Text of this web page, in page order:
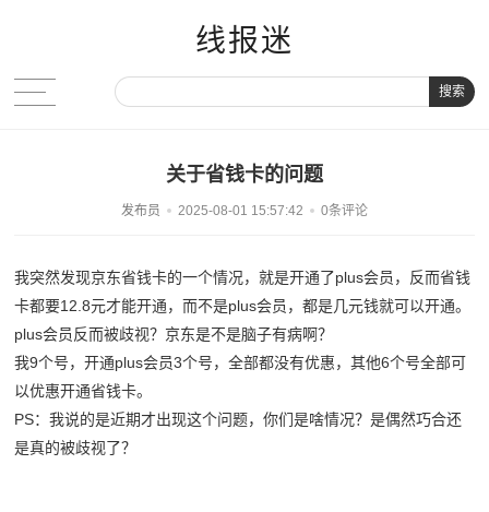
线报迷
搜索
关于省钱卡的问题
发布员 2025-08-01 15:57:42 0条评论
我突然发现京东省钱卡的一个情况，就是开通了plus会员，反而省钱
卡都要12.8元才能开通，而不是plus会员，都是几元钱就可以开通。
plus会员反而被歧视？京东是不是脑子有病啊？
我9个号，开通plus会员3个号，全部都没有优惠，其他6个号全部可
以优惠开通省钱卡。
PS：我说的是近期才出现这个问题，你们是啥情况？是偶然巧合还
是真的被歧视了？